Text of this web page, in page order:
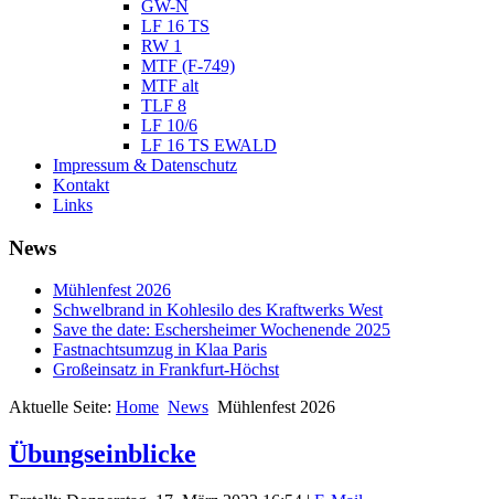
GW-N
LF 16 TS
RW 1
MTF (F-749)
MTF alt
TLF 8
LF 10/6
LF 16 TS EWALD
Impressum & Datenschutz
Kontakt
Links
News
Mühlenfest 2026
Schwelbrand in Kohlesilo des Kraftwerks West
Save the date: Eschersheimer Wochenende 2025
Fastnachtsumzug in Klaa Paris
Großeinsatz in Frankfurt-Höchst
Aktuelle Seite: Home News Mühlenfest 2026
Übungseinblicke